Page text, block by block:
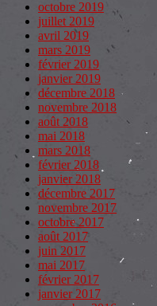
octobre 2019
juillet 2019
avril 2019
mars 2019
février 2019
janvier 2019
décembre 2018
novembre 2018
août 2018
mai 2018
mars 2018
février 2018
janvier 2018
décembre 2017
novembre 2017
octobre 2017
août 2017
juin 2017
mai 2017
février 2017
janvier 2017